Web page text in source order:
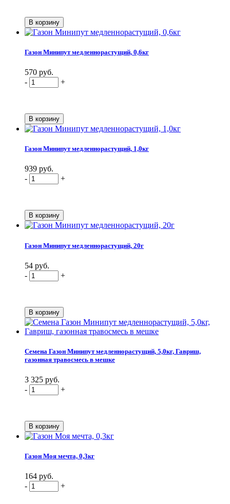
Газон Минипут медленнорастущий, 0,6кг
570 руб.
-
+
Газон Минипут медленнорастущий, 1,0кг
939 руб.
-
+
Газон Минипут медленнорастущий, 20г
54 руб.
-
+
Семена Газон Минипут медленнорастущий, 5,0кг, Гавриш,
газонная травосмесь в мешке
3 325 руб.
-
+
Газон Моя мечта, 0,3кг
164 руб.
-
+